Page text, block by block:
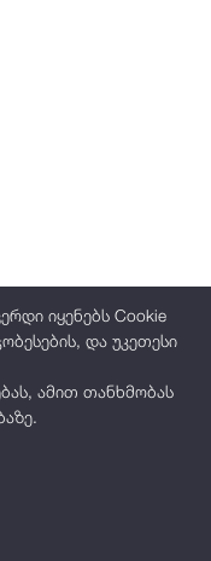
იყენებს Cookie
და უკეთესი
ამით თანხმობას